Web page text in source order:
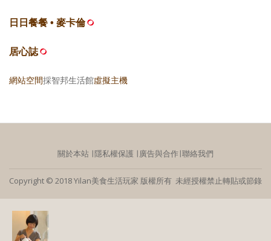
日日餐餐 • 麥卡倫
居心誌
網站空間採智邦生活館虛擬主機
關於本站 ∣隱私權保護 ∣廣告與合作∣聯絡我們
Copyright © 2018 Yilan美食生活玩家 版權所有 未經授權禁止轉貼或節錄